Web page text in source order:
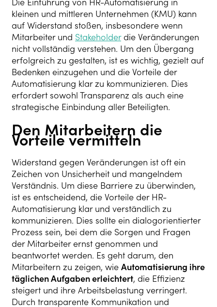
kleinen und mittleren Unternehmen (KMU) kann
auf Widerstand stoßen, insbesondere wenn
Mitarbeiter und Stakeholderdie Veränderungen
nicht vollständig verstehen. Um den Übergang
erfolgreich zu gestalten, ist es wichtig, gezielt auf
Bedenken einzugehen und die Vorteile der
Automatisierung klar zu kommunizieren. Dies
erfordert sowohl Transparenz als auch eine
strategische Einbindung aller Beteiligten.
Den Mitarbeitern die
Vorteile vermitteln
Widerstand gegen Veränderungen ist oft ein
Zeichen von Unsicherheit und mangelndem
Verständnis. Um diese Barriere zu überwinden,
ist es entscheidend, die Vorteile der HR-
Automatisierung klar und verständlich zu
kommunizieren. Dies sollte ein dialogorientierter
Prozess sein, bei dem die Sorgen und Fragen
der Mitarbeiter ernst genommen und
beantwortet werden. Es geht darum, den
Mitarbeitern zu zeigen, wie Automatisierung ihre
täglichen Aufgaben erleichtert, die Effizienz
steigert und ihre Arbeitsbelastung verringert.
Durch transparente Kommunikation und